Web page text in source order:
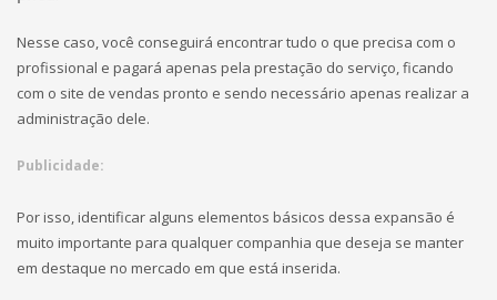
Nesse caso, você conseguirá encontrar tudo o que precisa com o
profissional e pagará apenas pela prestação do serviço, ficando
com o site de vendas pronto e sendo necessário apenas realizar a
administração dele.
Publicidade:
Por isso, identificar alguns elementos básicos dessa expansão é
muito importante para qualquer companhia que deseja se manter
em destaque no mercado em que está inserida.